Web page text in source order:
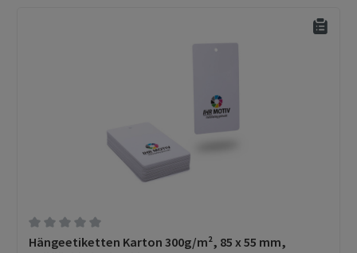
Durchschnittliche Bewertung von 0 von 5 Sternen
Hängeetiketten Karton 300g/m², 85 x 55 mm,